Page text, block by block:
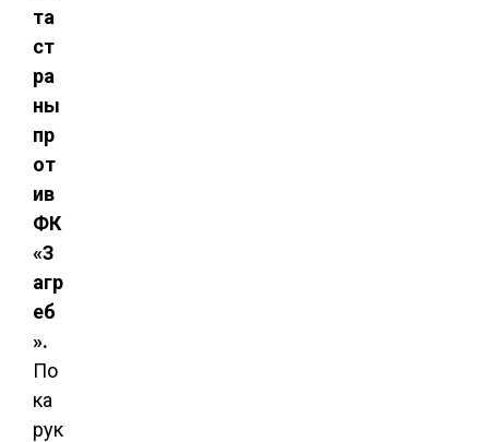
та
ст
ра
ны
пр
от
ив
ФК
«З
агр
еб
».
По
ка
рук